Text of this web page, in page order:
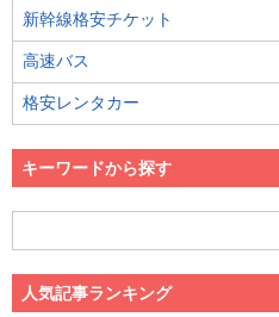
新幹線格安チケット
高速バス
格安レンタカー
キーワードから探す
人気記事ランキング